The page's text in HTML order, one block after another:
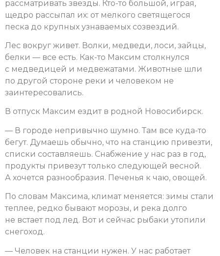
рассматривать звезды. Кто-то большой, играя,
щедро рассыпал их: от мелкого светящегося
песка до крупных узнаваемых созвездий.
Лес вокруг живет. Волки, медведи, лоси, зайцы,
белки — все есть. Как-то Максим столкнулся
с медведицей и медвежатами. Животные шли
по другой стороне реки и человеком не
заинтересовались.
В отпуск Максим ездит в родной Новосибирск.
— В городе непривычно шумно. Там все куда-то
бегут. Думаешь обычно, что на станцию привезти,
списки составляешь. Снабжение у нас раз в год,
продукты привезут только следующей весной.
А хочется разнообразия. Печенья к чаю, овощей.
По словам Максима, климат меняется: зимы стали
теплее, редко бывают морозы, и река долго
не встает под лед. Вот и сейчас рыбаки утопили
снегоход.
— Человек на станции нужен. У нас работает